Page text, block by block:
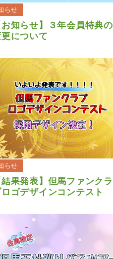
らせ
知らせ】３年会員特典の
について
らせ
果発表】但馬ファンクラ
ゴデザインコンテスト